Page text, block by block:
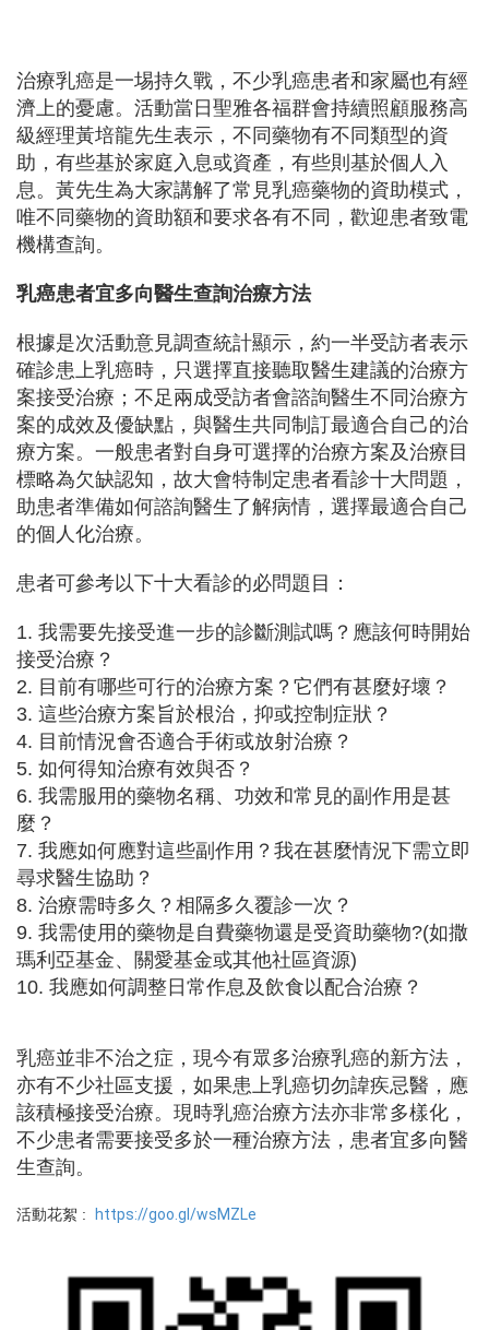
治療乳癌是一埸持久戰，不少乳癌患者和家屬也有經
濟上的憂慮。活動當日聖雅各福群會持續照顧服務高
級經理黃培龍先生表示，不同藥物有不同類型的資
助，有些基於家庭入息或資產，有些則基於個人入
息。黃先生為大家講解了常見乳癌藥物的資助模式，
唯不同藥物的資助額和要求各有不同，歡迎患者致電
機構查詢。
乳癌患者宜多向醫生查詢治療方法
根據是次活動意見調查統計顯示，約一半受訪者表示
確診患上乳癌時，只選擇直接聽取醫生建議的治療方
案接受治療；不足兩成受訪者會諮詢醫生不同治療方
案的成效及優缺點，與醫生共同制訂最適合自己的治
療方案。一般患者對自身可選擇的治療方案及治療目
標略為欠缺認知，故大會特制定患者看診十大問題，
助患者準備如何諮詢醫生了解病情，選擇最適合自己
的個人化治療。
患者可參考以下十大看診的必問題目：
1. 我需要先接受進一步的診斷測試嗎？應該何時開始
接受治療？
2. 目前有哪些可行的治療方案？它們有甚麼好壞？
3. 這些治療方案旨於根治，抑或控制症狀？
4. 目前情況會否適合手術或放射治療？
5. 如何得知治療有效與否？
6. 我需服用的藥物名稱、功效和常見的副作用是甚
麼？
7. 我應如何應對這些副作用？我在甚麼情況下需立即
尋求醫生協助？
8. 治療需時多久？相隔多久覆診一次？
9. 我需使用的藥物是自費藥物還是受資助藥物?(如撒
瑪利亞基金、關愛基金或其他社區資源)
10. 我應如何調整日常作息及飲食以配合治療？
乳癌並非不治之症，現今有眾多治療乳癌的新方法，
亦有不少社區支援，如果患上乳癌切勿諱疾忌醫，應
該積極接受治療。現時乳癌治療方法亦非常多樣化，
不少患者需要接受多於一種治療方法，患者宜多向醫
生查詢。
活動花絮 : https://goo.gl/wsMZLe